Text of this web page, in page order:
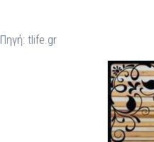
Πηγή: tlife.gr